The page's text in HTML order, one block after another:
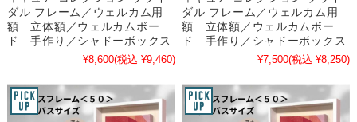
ダル フレーム／ウェルカム用
額 立体額／ウェルカムボー
ド 手作り／シャドーボックス
¥8,600(税込 ¥9,460)
ダル フレーム／ウェルカム用
額 立体額／ウェルカムボー
ド 手作り／シャドーボックス
¥7,500(税込 ¥8,250)